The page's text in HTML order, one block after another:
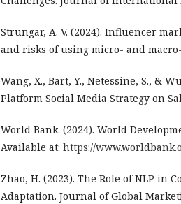
Strungar, A. V. (2024). Influencer
and risks of using micro- and
Wang, X., Bart, Y., Netessine, S., &
Platform Social Media Strategy on
World Bank. (2024). World
Available at: https://
Zhao, H. (2023). The Role of NLP in
Adaptation. Journal of Global